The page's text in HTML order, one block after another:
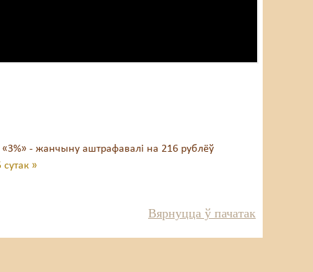
«3%» - жанчыну аштрафавалі на 216 рублёў
»
Вярнуцца ў пачатак